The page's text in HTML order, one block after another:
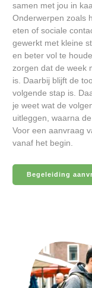
samen met jou in
Onderwerpen zoals
eten of sociale
gewerkt met kleine
en beter vol te
zorgen dat de week
is. Daarbij blijft de
volgende stap is.
je weet wat de
uitleggen, waarna
Voor een aanvraag
vanaf het begin.
Begeleiding